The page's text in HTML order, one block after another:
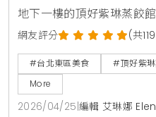
地下一樓的頂好紫琳蒸餃
姐心中不敗的平價首選。
渝表示，這類長年排隊的
優勢，更是師傅現場手工
看得見的製作過程，建立
網友評分 (共
#台北東區美食 #頂好紫
More
2026/04/25 編輯 艾琳娜